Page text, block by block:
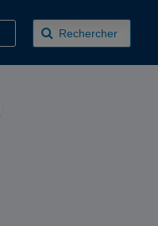
Rechercher